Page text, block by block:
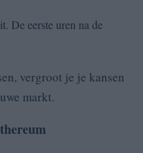
De eerste uren na de
vergroot je je kansen
markt.